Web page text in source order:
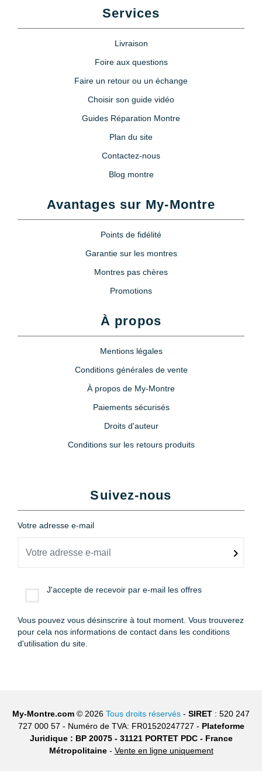
Services
Livraison
Foire aux questions
Faire un retour ou un échange
Choisir son guide vidéo
Guides Réparation Montre
Plan du site
Contactez-nous
Blog montre
Avantages sur My-Montre
Points de fidélité
Garantie sur les montres
Montres pas chères
Promotions
À propos
Mentions légales
Conditions générales de vente
À propos de My-Montre
Paiements sécurisés
Droits d'auteur
Conditions sur les retours produits
Suivez-nous
Votre adresse e-mail
J'accepte de recevoir par e-mail les offres
Vous pouvez vous désinscrire à tout moment. Vous trouverez
pour cela nos informations de contact dans les conditions
d'utilisation du site.
My-Montre.com © 2026 Tous droits réservés - SIRET : 520 247
727 000 57 - Numéro de TVA: FR01520247727 - Plateforme
Juridique : BP 20075 - 31121 PORTET PDC - France
Métropolitaine- Vente en ligne uniquement